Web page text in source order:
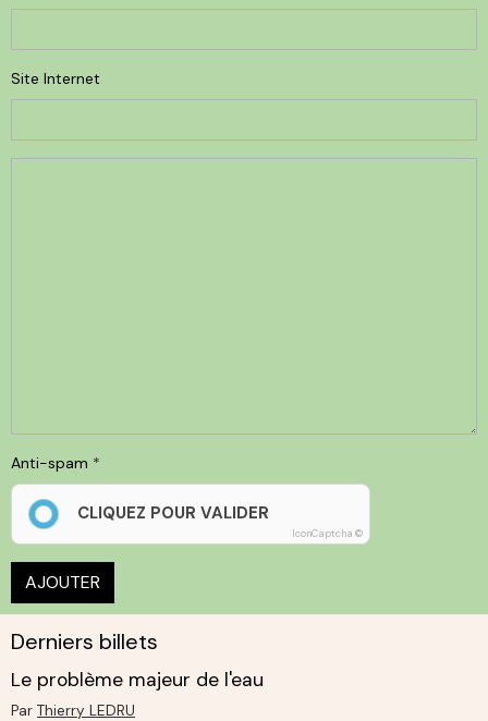
Site Internet
Anti-spam
CLIQUEZ POUR VALIDER
IconCaptcha ©
AJOUTER
Derniers billets
Le problème majeur de l'eau
Par Thierry LEDRU